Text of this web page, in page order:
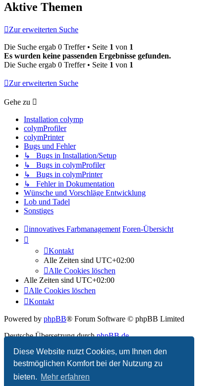
Diese Website nutzt Cookies, um Ihnen den
bestmöglichen Komfort bei der Nutzung zu
bieten. Mehr erfahren
Aktive Themen
Zur erweiterten Suche
Die Suche ergab 0 Treffer • Seite 1 von 1
Es wurden keine passenden Ergebnisse gefunden.
Die Suche ergab 0 Treffer • Seite 1 von 1
Zur erweiterten Suche
Gehe zu
Installation colymp
colymProfiler
colymPrinter
Bugs und Fehler
↳ Bugs in Installation/Setup
↳ Bugs in colymProfiler
↳ Bugs in colymPrinter
↳ Fehler in Dokumentation
Wünsche und Vorschläge Entwicklung
Lob und Tadel
Sonstiges
innovatives Farbmanagement Foren-Übersicht
Kontakt
Alle Zeiten sind UTC+02:00
Alle Cookies löschen
Alle Zeiten sind UTC+02:00
Alle Cookies löschen
Kontakt
Powered by phpBB® Forum Software © phpBB Limited
Deutsche Übersetzung durchphpBB.de
Datenschutz |Nutzungsbedingungen